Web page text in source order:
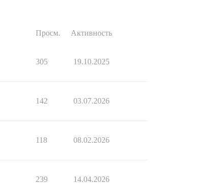
Просм. Активность
305 19.10.2025
142 03.07.2026
118 08.02.2026
239 14.04.2026